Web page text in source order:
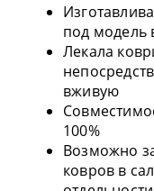
под модель
Лекала
вживую
100%
Возможно
ковров в